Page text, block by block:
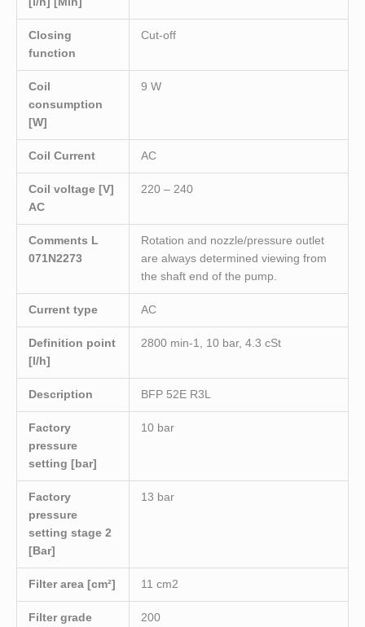
Closing
function
Cut-off
Coil
consumption
[W]
9 W
Coil Current AC
Coil voltage [V]
AC
220 – 240
Comments L
071N2273
Rotation and nozzle/pressure outlet
are always determined viewing from
the shaft end of the pump.
Current type AC
Definition point
[l/h]
2800 min-1, 10 bar, 4.3 cSt
Description BFP 52E R3L
Factory
pressure
setting [bar]
10 bar
Factory
pressure
setting stage 2
[Bar]
13 bar
Filter area [cm²] 11 cm2
Filter grade 200